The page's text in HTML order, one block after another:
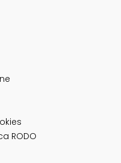
RODO